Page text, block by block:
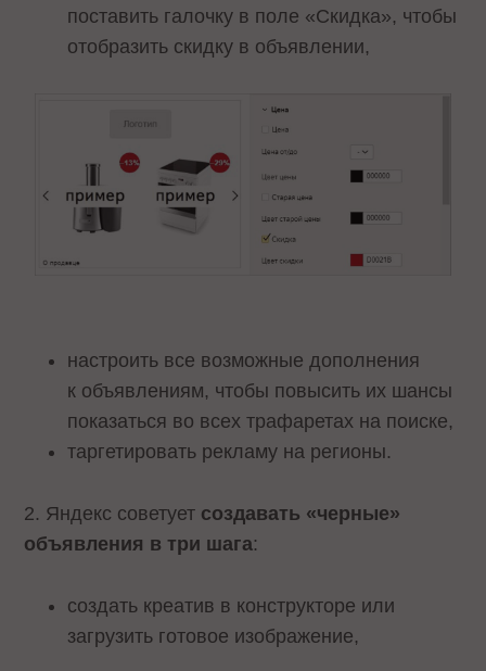
поставить галочку в поле «Скидка», чтобы
отобразить скидку в объявлении,
настроить все возможные дополнения
к объявлениям, чтобы повысить их шансы
показаться во всех трафаретах на поиске,
таргетировать рекламу на регионы.
2. Яндекс советует создавать «черные»
объявления в три шага:
создать креатив в конструкторе или
загрузить готовое изображение,